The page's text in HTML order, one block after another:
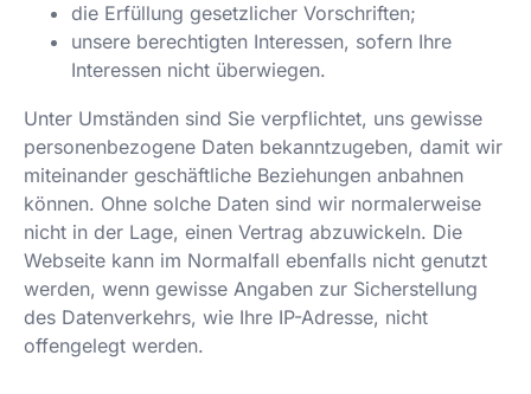
die Erfüllung gesetzlicher Vorschriften;
unsere berechtigten Interessen, sofern Ihre
Interessen nicht überwiegen.
Unter Umständen sind Sie verpflichtet, uns gewisse
personenbezogene Daten bekanntzugeben, damit wir
miteinander geschäftliche Beziehungen anbahnen
können. Ohne solche Daten sind wir normalerweise
nicht in der Lage, einen Vertrag abzuwickeln. Die
Webseite kann im Normalfall ebenfalls nicht genutzt
werden, wenn gewisse Angaben zur Sicherstellung
des Datenverkehrs, wie Ihre IP-Adresse, nicht
offengelegt werden.